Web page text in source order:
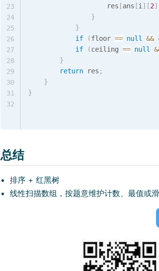
                    res
[ans [i ] [2]
}
}
if
(floor == null &&
if
(ceiling == null
}
return res ;
}
}
23
24
25
26
27
28
29
30
31
32
总结
排序 + 红黑树
线性扫描数组，按题意维护计数、最值或滑